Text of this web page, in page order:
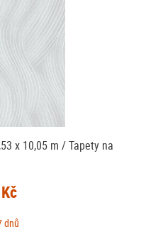
x 10,05 m / Tapety na
dnů